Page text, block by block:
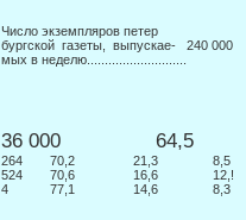
Число экземпляров петер­
бургской газеты, выпускае- 240 000
мых в неделю............................
36 000
264 70,2 21,3
8,5
524
70,6 16,6
12,!
4
77,1 14,6 8,3